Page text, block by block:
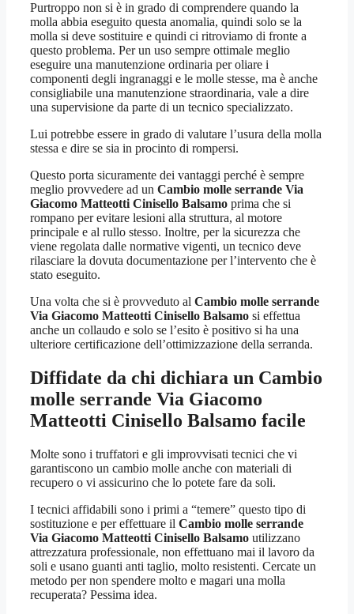
Purtroppo non si è in grado di comprendere quando la
molla abbia eseguito questa anomalia, quindi solo se la
molla si deve sostituire e quindi ci ritroviamo di fronte a
questo problema. Per un uso sempre ottimale meglio
eseguire una manutenzione ordinaria per oliare i
componenti degli ingranaggi e le molle stesse, ma è anche
consigliabile una manutenzione straordinaria, vale a dire
una supervisione da parte di un tecnico specializzato.
Lui potrebbe essere in grado di valutare l’usura della molla
stessa e dire se sia in procinto di rompersi.
Questo porta sicuramente dei vantaggi perché è sempre
meglio provvedere ad un Cambio molle serrande Via
Giacomo Matteotti Cinisello Balsamo prima che si
rompano per evitare lesioni alla struttura, al motore
principale e al rullo stesso. Inoltre, per la sicurezza che
viene regolata dalle normative vigenti, un tecnico deve
rilasciare la dovuta documentazione per l’intervento che è
stato eseguito.
Una volta che si è provveduto al Cambio molle serrande
Via Giacomo Matteotti Cinisello Balsamo si effettua
anche un collaudo e solo se l’esito è positivo si ha una
ulteriore certificazione dell’ottimizzazione della serranda.
Diffidate da chi dichiara un Cambio
molle serrande Via Giacomo
Matteotti Cinisello Balsamo facile
Molte sono i truffatori e gli improvvisati tecnici che vi
garantiscono un cambio molle anche con materiali di
recupero o vi assicurino che lo potete fare da soli.
I tecnici affidabili sono i primi a “temere” questo tipo di
sostituzione e per effettuare il Cambio molle serrande
Via Giacomo Matteotti Cinisello Balsamo utilizzano
attrezzatura professionale, non effettuano mai il lavoro da
soli e usano guanti anti taglio, molto resistenti. Cercate un
metodo per non spendere molto e magari una molla
recuperata? Pessima idea.